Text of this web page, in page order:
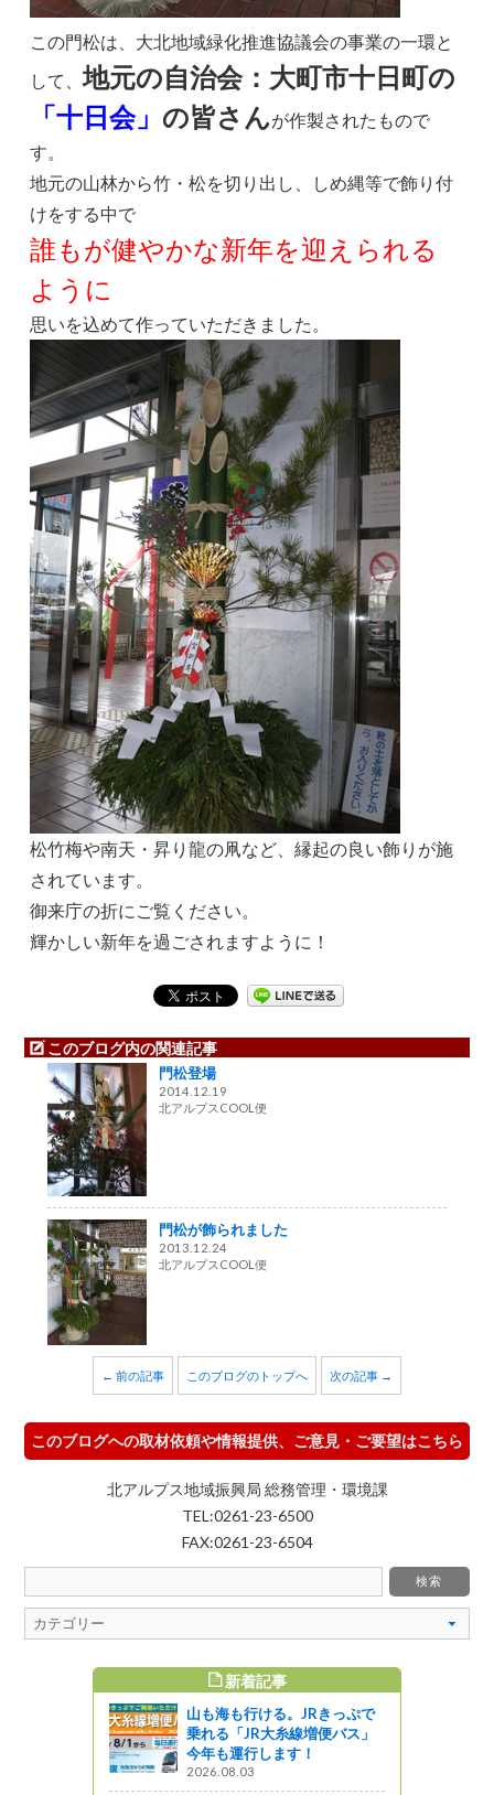
この門松は、大北地域緑化推進協議会の事業の一環と
して、地元の自治会：大町市十日町の
「十日会」 の皆さんが作製されたもので
す。
地元の山林から竹・松を切り出し、しめ縄等で飾り付
けをする中で
誰もが健やかな新年を迎えられる
ように
思いを込めて作っていただきました。
松竹梅や南天・昇り龍の凧など、縁起の良い飾りが施
されています。
御来庁の折にご覧ください。
輝かしい新年を過ごされますように！
このブログ内の関連記事
門松登場
2014.12.19
北アルプスCOOL便
門松が飾られました
2013.12.24
北アルプスCOOL便
← 前の記事 このブログのトップへ 次の記事 →
このブログへの取材依頼や情報提供、ご意見・ご要望はこちら
北アルプス地域振興局 総務管理・環境課
TEL:0261-23-6500
FAX:0261-23-6504
新着記事
山も海も行ける。JRきっぷで
乗れる「JR大糸線増便バス」
今年も運行します！
2026.08.03